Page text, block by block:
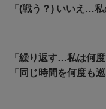
「(戦う？) いいえ…
「繰り返す…私は何度
「同じ時間を何度も